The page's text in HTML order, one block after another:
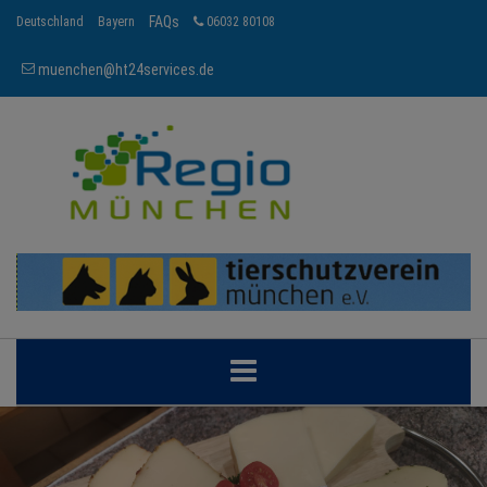
Deutschland Bayern FAQs 06032 80108
muenchen@ht24services.de